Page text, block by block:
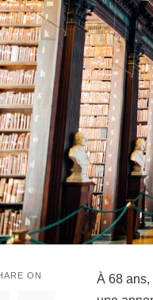
ON
À 68